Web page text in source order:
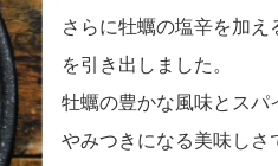
さらに牡蠣の塩辛を加
を引き出しました。
牡蠣の豊かな風味とスパ
やみつきになる美味しさ